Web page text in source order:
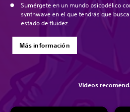
Sumérgete en un mundo psicodélico
synthwave en el que tendrás que
estado de fluidez.
Más información
Videos